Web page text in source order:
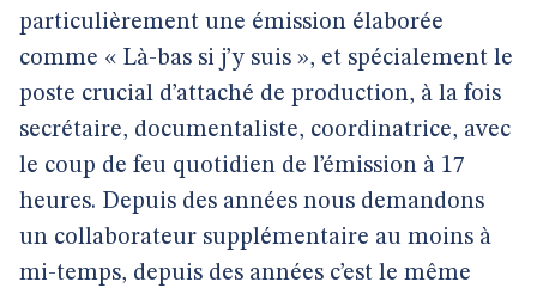
particulièrement une émission élaborée
comme « Là-bas si j’y suis », et spécialement le
poste crucial d’attaché de production, à la fois
secrétaire, documentaliste, coordinatrice, avec
le coup de feu quotidien de l’émission à 17
heures. Depuis des années nous demandons
un collaborateur supplémentaire au moins à
mi-temps, depuis des années c’est le même